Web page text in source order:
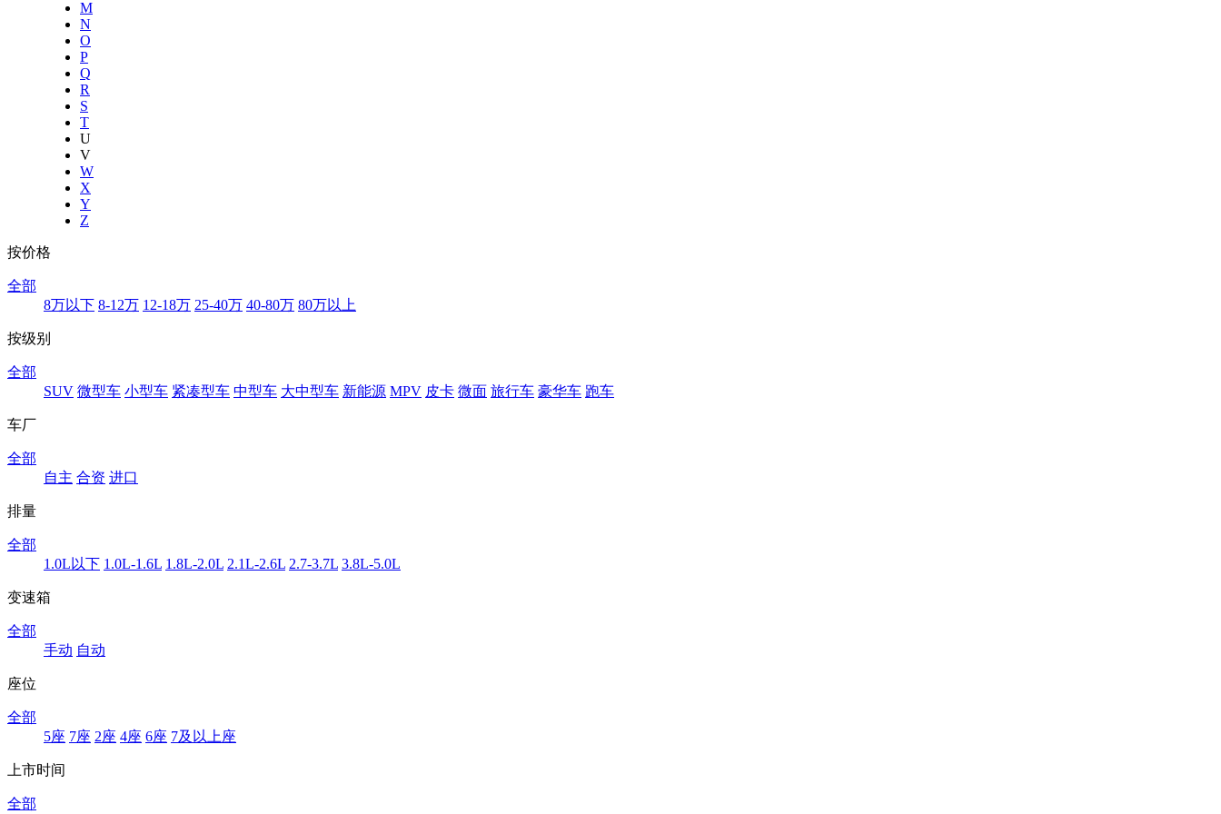
M
N
O
P
Q
R
S
T
U
V
W
X
Y
Z
按价格
全部
8万以下 8-12万 12-18万 25-40万 40-80万 80万以上
按级别
全部
SUV 微型车 小型车 紧凑型车 中型车 大中型车 新能源 MPV 皮卡 微面 旅行车 豪华车 跑车
车厂
全部
自主 合资 进口
排量
全部
1.0L以下 1.0L-1.6L 1.8L-2.0L 2.1L-2.6L 2.7-3.7L 3.8L-5.0L
变速箱
全部
手动 自动
座位
全部
5座 7座 2座 4座 6座 7及以上座
上市时间
全部